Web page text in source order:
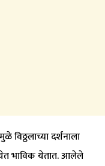
विठ्ठलाच्या दर्शनाला
भाविक येतात. आलेले